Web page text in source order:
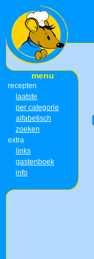
menu
recepten
laatste
per categorie
alfabetisch
zoeken
extra
links
gastenboek
info